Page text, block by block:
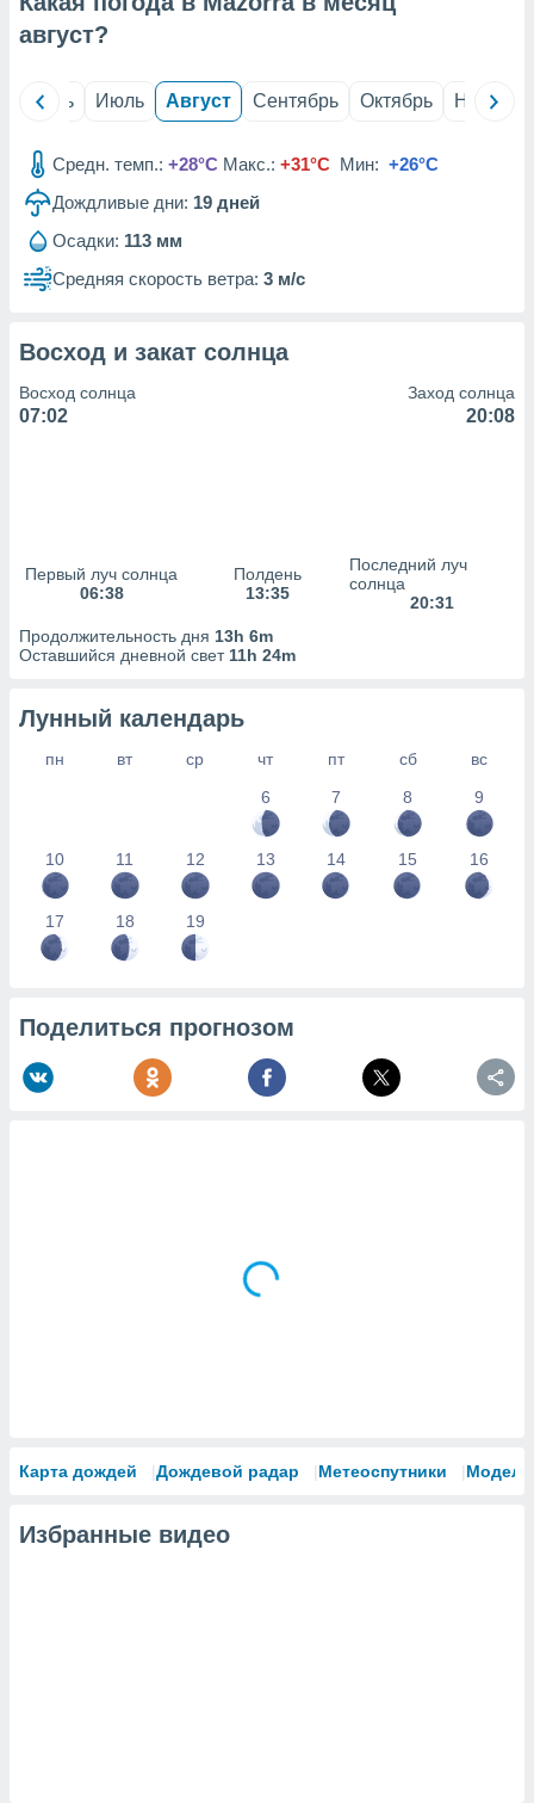
из
данных
наших 1199
август?
Июнь Июль Август Сентябрь Октябрь Ноябрь
Средн. темп.: +28°C Макс.: +31°C Мин: +26°C
Дождливые дни: 19 дней
Осадки: 113 мм
Средняя скорость ветра: 3 м/с
Восход и закат солнца
Восход солнца
07:02
Заход солнца
20:08
Первый луч солнца
06:38
Полдень
13:35
Последний луч
солнца
20:31
Продолжительность дня 13h 6m
Оставшийся дневной свет 11h 24m
Лунный календарь
пн вт ср чт пт сб
вс
6
7 8 9
10 11 12 13 14 15 16
17 18 19
Поделиться прогнозом
Карта дождей Дождевой радар Метеоспутники Модели
Избранные видео